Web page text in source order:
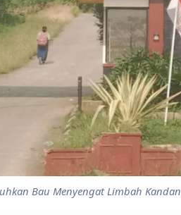
Bau Menyengat Limbah